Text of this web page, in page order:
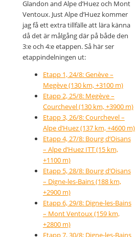
Glandon and Alpe d’Huez och Mont
Ventoux. Just Alpe d’Huez kommer
jag få ett extra tillfälle att lära känna
då det är målgång där på både den
3:e och 4:e etappen. Så här ser
etappindelningen ut:
Etapp 1, 24/8: Genève –
Megève (130 km, +3100 m)
Etapp 2, 25/8: Megève –
Courchevel (130 km, +3900 m)
Etapp 3, 26/8: Courchevel –
Alpe d’Huez (137 km, +4600 m)
Etapp 4, 27/8: Bourg d’Oisans
– Alpe d’Huez ITT (15 km,
+1100 m)
Etapp 5, 28/8: Bourg d’Oisans
– Digne-les-Bains (188 km,
+2900 m)
Etapp 6, 29/8: Digne-les-Bains
– Mont Ventoux (159 km,
+2800 m)
Etapp 7, 30/8: Digne-les-Bains